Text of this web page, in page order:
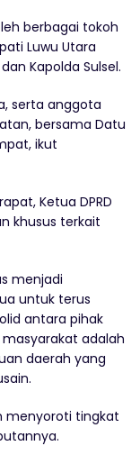
berbagai tokoh
Luwu Utara
Kapolda Sulsel.
serta anggota
bersama Datu
ikut
Ketua DPRD
khusus terkait
menjadi
untuk terus
antara pihak
adalah
daerah yang
menyoroti tingkat